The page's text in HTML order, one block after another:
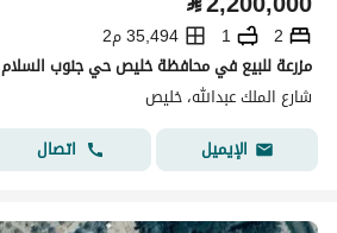
2
1
35,494 م2
مزرعة للبيع في محافظة خليص حي جنوب السلام
شارع الملك عبدالله، خليص
الإيميل
اتصال